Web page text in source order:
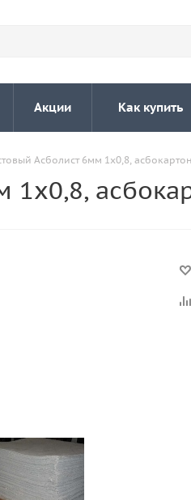
Акции Как купить
Асболист 6мм 1х0,8, асбокартон
1х0,8,